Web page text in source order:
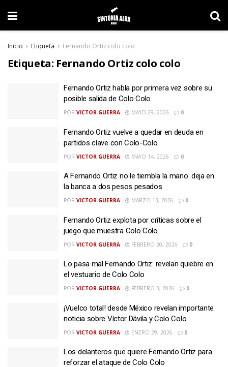
Inicio Etiqueta Fernando Ortiz colo colo
Etiqueta: Fernando Ortiz colo colo
Fernando Ortiz habla por primera vez sobre su
posible salida de Colo Colo
POR VICTOR GUERRA MAYO 29, 2026 0
Fernando Ortiz vuelve a quedar en deuda en
partidos clave con Colo-Colo
POR VICTOR GUERRA MAYO 14, 2026 0
A Fernando Ortiz no le tiembla la mano: deja en
la banca a dos pesos pesados
POR VICTOR GUERRA MARZO 13, 2026 0
Fernando Ortiz explota por críticas sobre el
juego que muestra Colo Colo
POR VICTOR GUERRA FEBRERO 20, 2026 0
Lo pasa mal Fernando Ortiz: revelan quiebre en
el vestuario de Colo Colo
POR VICTOR GUERRA FEBRERO 3, 2026 0
¡Vuelco total! desde México revelan importante
noticia sobre Víctor Dávila y Colo Colo
POR VICTOR GUERRA ENERO 29, 2026 0
Los delanteros que quiere Fernando Ortiz para
reforzar el ataque de Colo Colo